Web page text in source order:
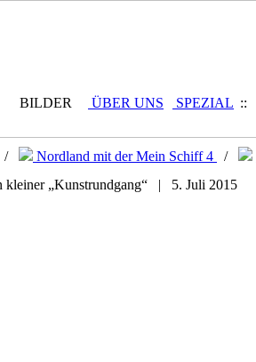
BILDER ÜBER UNS SPEZIAL ::
/ Nordland mit der Mein Schiff 4 /
kleiner „Kunstrundgang“ | 5. Juli 2015